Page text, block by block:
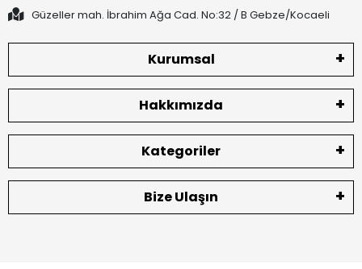
Güzeller mah. İbrahim Ağa Cad. No:32 / B Gebze/Kocaeli
Kurumsal
Hakkımızda
Kategoriler
Bize Ulaşın